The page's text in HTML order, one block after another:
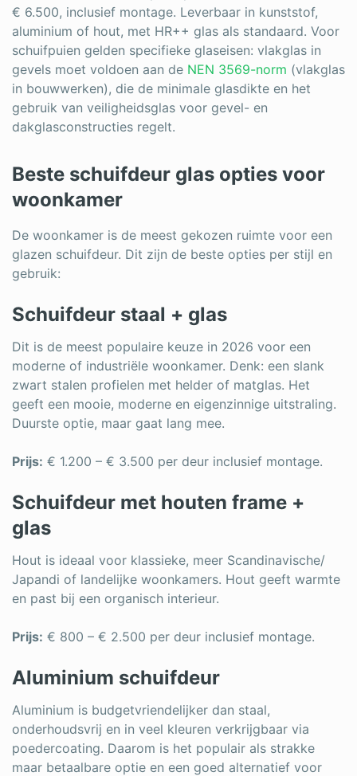
€ 6.500, inclusief montage. Leverbaar in kunststof,
aluminium of hout, met HR++ glas als standaard. Voor
schuifpuien gelden specifieke glaseisen: vlakglas in
gevels moet voldoen aan de NEN 3569-norm (vlakglas
in bouwwerken), die de minimale glasdikte en het
gebruik van veiligheidsglas voor gevel- en
dakglasconstructies regelt.
Beste schuifdeur glas opties voor
woonkamer
De woonkamer is de meest gekozen ruimte voor een
glazen schuifdeur. Dit zijn de beste opties per stijl en
gebruik:
Schuifdeur staal + glas
Dit is de meest populaire keuze in 2026 voor een
moderne of industriële woonkamer. Denk: een slank
zwart stalen profielen met helder of matglas. Het
geeft een mooie, moderne en eigenzinnige uitstraling.
Duurste optie, maar gaat lang mee.
Prijs: € 1.200 – € 3.500 per deur inclusief montage.
Schuifdeur met houten frame +
glas
Hout is ideaal voor klassieke, meer Scandinavische/
Japandi of landelijke woonkamers. Hout geeft warmte
en past bij een organisch interieur.
Prijs: € 800 – € 2.500 per deur inclusief montage.
Aluminium schuifdeur
Aluminium is budgetvriendelijker dan staal,
onderhoudsvrij en in veel kleuren verkrijgbaar via
poedercoating. Daarom is het populair als strakke
maar betaalbare optie en een goed alternatief voor